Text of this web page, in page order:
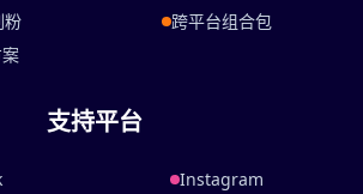
粉
跨平台组合包
支持平台
Instagram